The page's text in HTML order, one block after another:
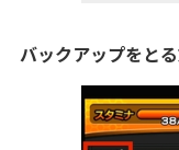
バックアップをと